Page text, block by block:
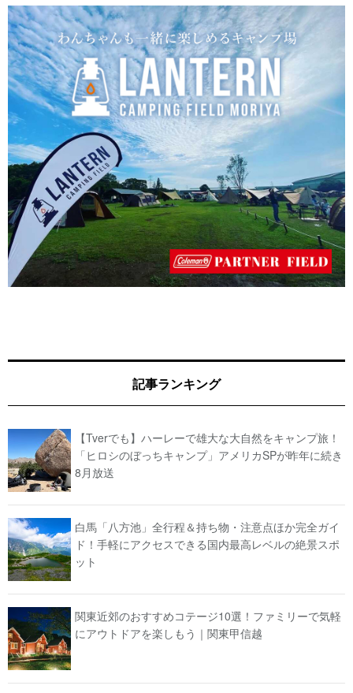
記事ランキング
【Tverでも】ハーレーで雄大な大自然をキャンプ旅！
「ヒロシのぼっちキャンプ」アメリカSPが昨年に続き
8月放送
白馬「八方池」全行程＆持ち物・注意点ほか完全ガイ
ド！手軽にアクセスできる国内最高レベルの絶景スポ
ット
関東近郊のおすすめコテージ10選！ファミリーで気軽
にアウトドアを楽しもう｜関東甲信越